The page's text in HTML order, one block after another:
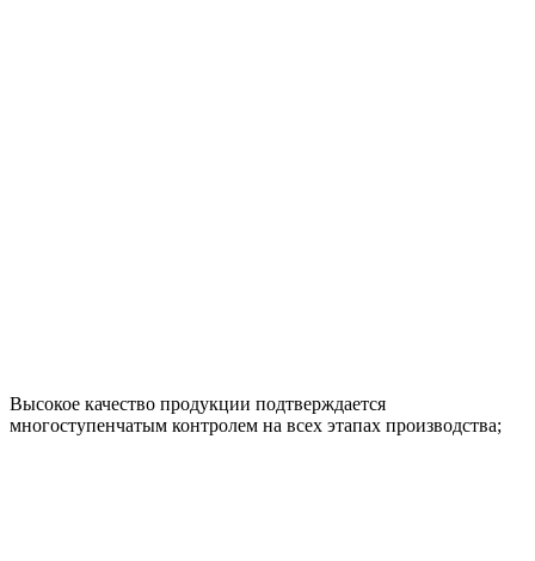
Высокое качество продукции подтверждается
многоступенчатым контролем на всех этапах производства;